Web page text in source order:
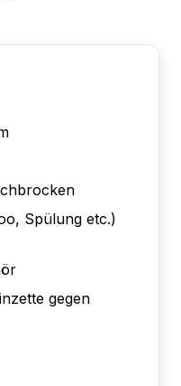
Spülung etc.)
gegen